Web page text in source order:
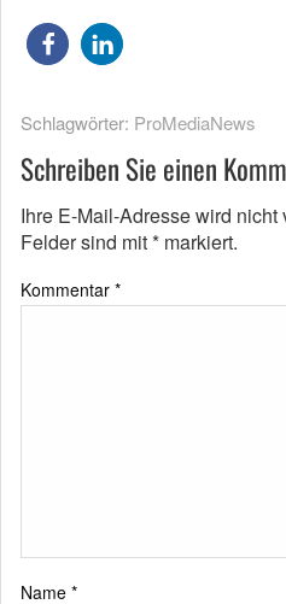
Schlagwörter: ProMediaNews
Schreiben Sie einen
Ihre E-Mail-Adresse wird nicht
Felder sind mit* markiert.
Kommentar *
Name *